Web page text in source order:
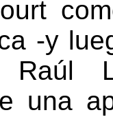
-y
Raúl
una